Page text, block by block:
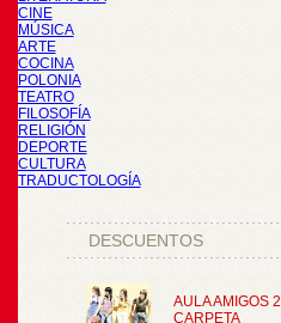
CINE
MÚSICA
ARTE
COCINA
POLONIA
TEATRO
FILOSOFÍA
RELIGIÓN
DEPORTE
CULTURA
TRADUCTOLOGÍA
DESCUENTOS
AULA AMIGOS 2
CARPETA